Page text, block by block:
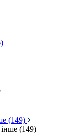
(149)
(149)